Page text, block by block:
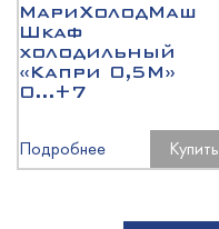
МариХолодМаш
Шкаф
холодильный
«Капри 0,5М»
0...+7
Подробнее Купить